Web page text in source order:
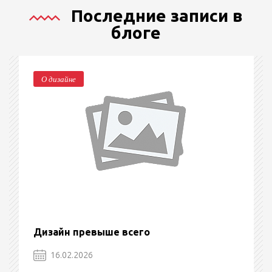
Последние записи в
блоге
О дизайне
Дизайн превыше всего
16.02.2026